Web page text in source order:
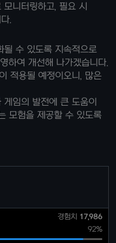
니터링하고, 필요 시
.
될 수 있도록 지속적으로
하여 개선해 나가겠습니다.
적용될 예정이오니, 많은
임의 발전에 큰 도움이
모험을 제공할 수 있도록
경험치 17,986
92%